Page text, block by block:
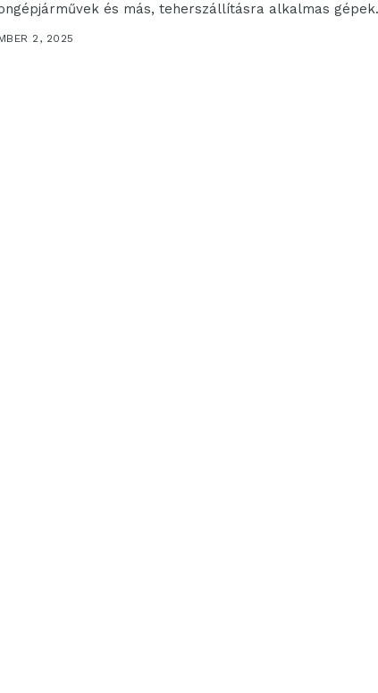
és más, teherszállításra alkalmas gépek
2, 2025